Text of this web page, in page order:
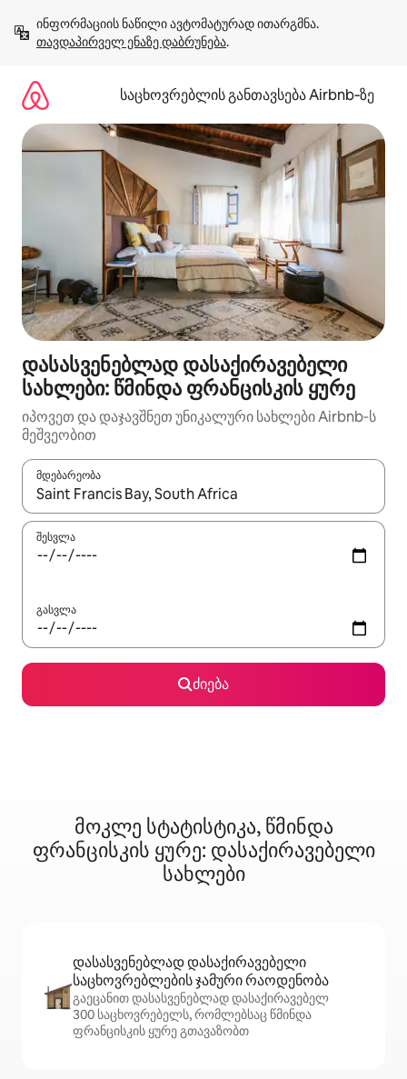
გადასვლა
თავდაპირველ ენაზე დაბრუნება.
საცხოვრებლის განთავსება Airbnb‑ზე
დასასვენებლად დასაქირავებელი
სახლები: წმინდა ფრანცისკის ყურე
იპოვეთ და დაჯავშნეთ უნიკალური სახლები Airbnb‑ს
მეშვეობით
მდებარეობა
როცა შედეგები ხელმისაწვდომი გახდება, ნავიგაციისთვის
შესვლა
გასვლა
ძიება
მოკლე სტატისტიკა, წმინდა
ფრანცისკის ყურე: დასაქირავებელი
სახლები
დასასვენებლად დასაქირავებელი
საცხოვრებლების ჯამური რაოდენობა
გაეცანით დასასვენებლად დასაქირავებელ
300 საცხოვრებელს, რომლებსაც წმინდა
ფრანცისკის ყურე გთავაზობთ